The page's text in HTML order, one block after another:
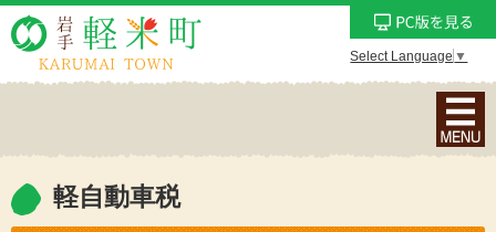
Select Language ▼
ナ
ビ
軽自動車税